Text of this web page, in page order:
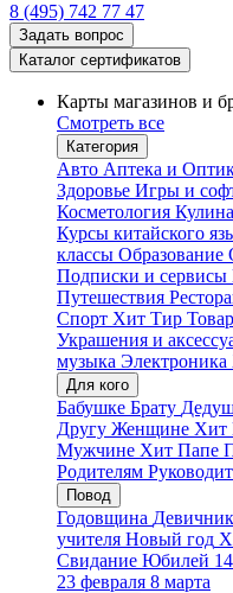
8 (495) 742 77 47
Задать вопрос
Каталог сертификатов
Карты магазинов и
Смотреть все
Категория
Авто Аптека и
Здоровье Игры и
Косметология
Курсы китайского
классы Образование
Подписки и сервисы
Путешествия
Спорт Хит Тир
Украшения и
музыка Электроника
Для кого
Бабушке Брату
Другу Женщине Хит
Мужчине Хит Папе
Родителям
Повод
Годовщина Девичник
учителя Новый год
Свидание Юбилей
23 февраля 8 марта